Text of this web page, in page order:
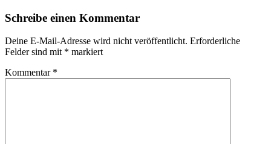
Schreibe einen Kommentar
Deine E-Mail-Adresse wird nicht veröffentlicht. Erforderliche
Felder sind mit * markiert
Kommentar *